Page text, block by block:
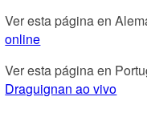
Ver esta página en
online
Ver esta página en
Draguignan ao vivo